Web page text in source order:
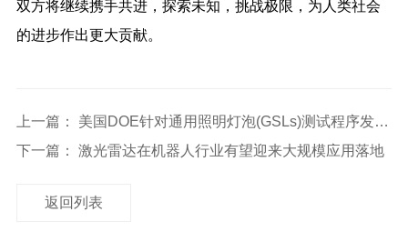
双方将继续携手共进，探索未知，挑战极限，为人类社会
的进步作出更大贡献。
上一篇： 美国DOE针对通用照明灯泡(GSLs)测试程序发布新要求
下一篇： 激光雷达在机器人行业有望迎来大规模应用落地
返回列表